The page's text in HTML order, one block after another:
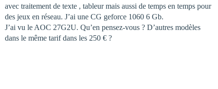
avec traitement de texte , tableur mais aussi de temps en temps pour
des jeux en réseau. J’ai une CG geforce 1060 6 Gb.
J’ai vu le AOC 27G2U. Qu’en pensez-vous ? D’autres modèles
dans le même tarif dans les 250 € ?